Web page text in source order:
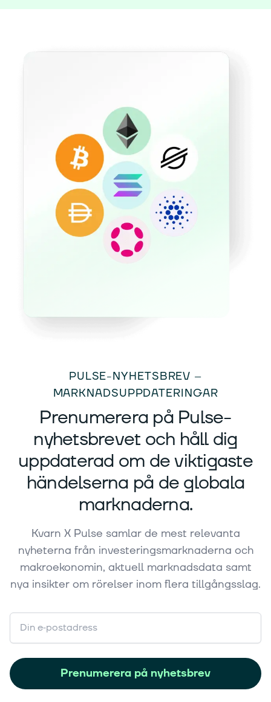
PULSE-NYHETSBREV –
MARKNADSUPPDATERINGAR
Prenumerera på Pulse-
nyhetsbrevet och håll dig
uppdaterad om de viktigaste
händelserna på de globala
marknaderna.
Kvarn X Pulse samlar de mest relevanta
nyheterna från investeringsmarknaderna och
makroekonomin, aktuell marknadsdata samt
nya insikter om rörelser inom flera tillgångsslag.
Prenumerera på nyhetsbrev